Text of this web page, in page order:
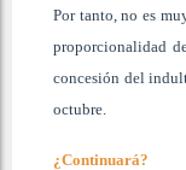
Por tanto, no es
proporcionalidad
concesión del
octubre.
¿Continuará?